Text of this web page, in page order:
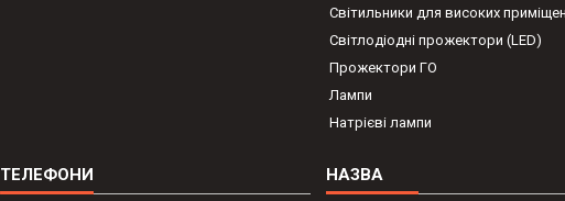
Світильники для високих
Світлодіодні прожектори (LED)
Прожектори ГО
Лампи
Натрієві лампи